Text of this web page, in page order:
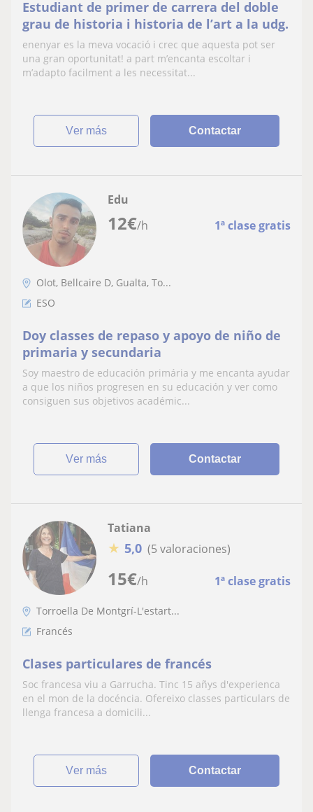
Estudiant de primer de carrera del doble
grau de historia i historia de l’art a la udg.
enenyar es la meva vocació i crec que aquesta pot ser
una gran oportunitat! a part m’encanta escoltar i
m’adapto facilment a les necessitat...
ver más Contactar
12€/h 1ª clase gratis
Edu
Olot, Bellcaire D, Gualta, To...
ESO
Doy classes de repaso y apoyo de niño de
primaria y secundaria
Soy maestro de educación primária y me encanta ayudar
a que los niños progresen en su educación y ver como
consiguen sus objetivos académic...
ver más Contactar
15€/h 1ª clase gratis
Tatiana
★ 5,0 (5 valoraciones)
Torroella De Montgrí-L'estart...
Francés
Clases particulares de francés
Soc francesa viu a Garrucha. Tinc 15 añys d'experienca
en el mon de la docéncia. Ofereixo classes particulars de
llenga francesa a domicili...
ver más Contactar